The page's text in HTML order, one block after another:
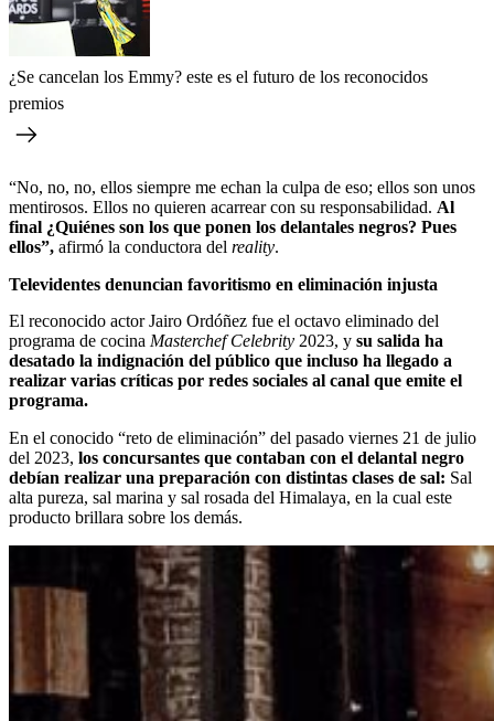
¿Se cancelan los Emmy? este es el futuro de los reconocidos
premios
“No, no, no, ellos siempre me echan la culpa de eso; ellos son unos
mentirosos. Ellos no quieren acarrear con su responsabilidad. Al
final ¿Quiénes son los que ponen los delantales negros? Pues
ellos”, afirmó la conductora del reality.
Televidentes denuncian favoritismo en eliminación injusta
El reconocido actor Jairo Ordóñez fue el octavo eliminado del
programa de cocina Masterchef Celebrity 2023, y su salida ha
desatado la indignación del público que incluso ha llegado a
realizar varias críticas por redes sociales al canal que emite el
programa.
En el conocido “reto de eliminación” del pasado viernes 21 de julio
del 2023, los concursantes que contaban con el delantal negro
debían realizar una preparación con distintas clases de sal: Sal
alta pureza, sal marina y sal rosada del Himalaya, en la cual este
producto brillara sobre los demás.